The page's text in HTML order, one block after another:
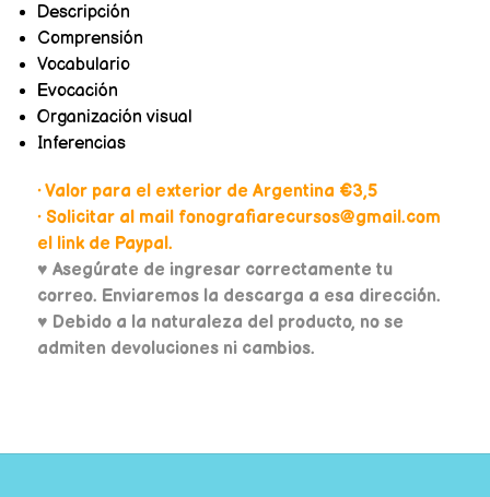
Descripción
Comprensión
Vocabulario
Evocación
Organización visual
Inferencias
• Valor para el exterior de Argentina €3,5
• Solicitar al mail fonografiarecursos@gmail.com
el link de Paypal.
♥ Asegúrate de ingresar correctamente tu
correo. Enviaremos la descarga a esa dirección.
♥ Debido a la naturaleza del producto, no se
admiten devoluciones ni cambios.